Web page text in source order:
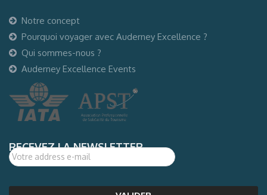
Notre concept
Pourquoi voyager avec Auderney Excellence ?
Qui sommes-nous ?
Auderney Excellence Events
RECEVEZ LA NEWSLETTER